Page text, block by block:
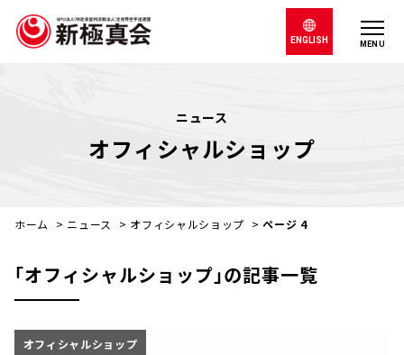
MENU
ENGLISH
ニュース
オフィシャルショップ
ホーム > ニュース > オフィシャルショップ >ページ 4
｢オフィシャルショップ｣の記事一覧
オフィシャルショップ